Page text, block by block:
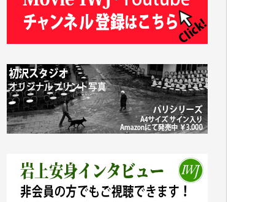
マシオン恵美香 様
平野智生 様
徳山匡 様
金 盛起 様
塩川 晃平 様
松本益美 様
井出 隆太 様
藤田英之 様
藤岡比左志 様
井出 隆太 様